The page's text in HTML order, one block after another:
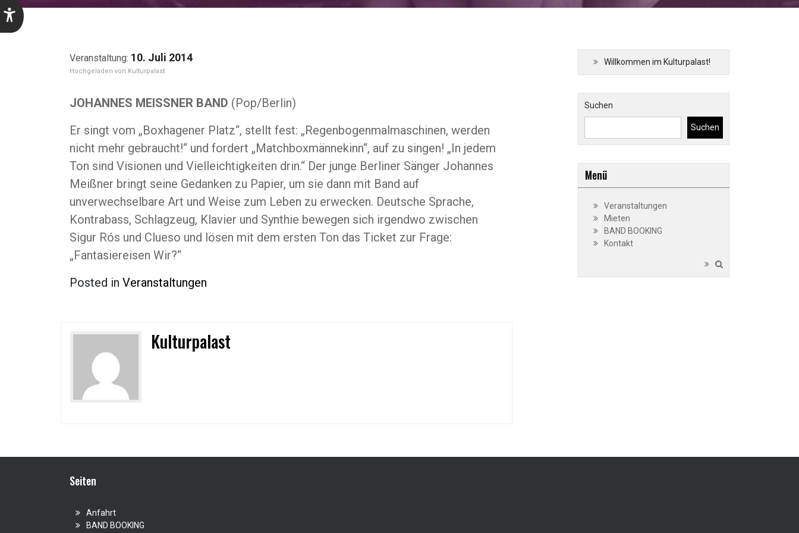
10. Juli 2014
Kulturpalast
JOHANNES MEISSNER BAND (Pop/Berlin)
Er singt vom „Boxhagener Platz“, stellt fest: „Regenbogenmalmaschinen, werden
nicht mehr gebraucht!“ und fordert „Matchboxmännekinn“, auf zu singen! „In jedem
Ton sind Visionen und Vielleichtigkeiten drin.“ Der junge Berliner Sänger Johannes
Meißner bringt seine Gedanken zu Papier, um sie dann mit Band auf
unverwechselbare Art und Weise zum Leben zu erwecken. Deutsche Sprache,
Kontrabass, Schlagzeug, Klavier und Synthie bewegen sich irgendwo zwischen
Sigur Rós und Clueso und lösen mit dem ersten Ton das Ticket zur Frage:
„Fantasiereisen Wir?“
Posted in Veranstaltungen
Kulturpalast
Willkommen im Kulturpalast!
Suchen
Suchen
Menü
Veranstaltungen
Mieten
BAND BOOKING
Kontakt
Seiten
Anfahrt
BAND BOOKING